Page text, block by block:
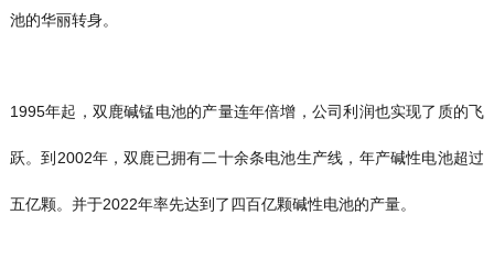
池的华丽转身。
1995年起，双鹿碱锰电池的产量连年倍增，公司利润也实现了质的飞
跃。到2002年，双鹿已拥有二十余条电池生产线，年产碱性电池超过
五亿颗。并于2022年率先达到了四百亿颗碱性电池的产量。